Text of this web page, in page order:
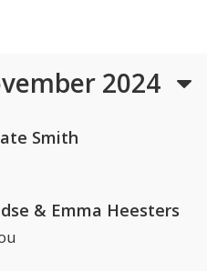
2024
Smith
& Emma Heesters